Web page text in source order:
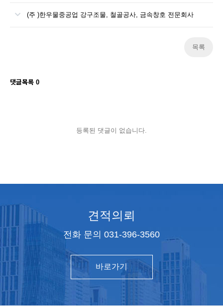
(주 )한우물중공업 강구조물, 철골공사, 금속창호 전문회사
목록
댓글목록 0
등록된 댓글이 없습니다.
견적의뢰
전화 문의 031-396-3560
바로가기